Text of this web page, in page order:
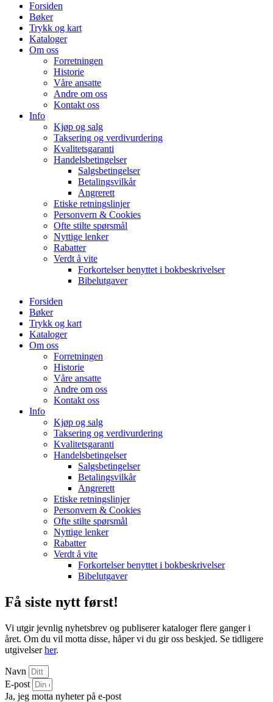
Forsiden
Bøker
Trykk og kart
Kataloger
Om oss
Forretningen
Historie
Våre ansatte
Andre om oss
Kontakt oss
Info
Kjøp og salg
Taksering og verdivurdering
Kvalitetsgaranti
Handelsbetingelser
Salgsbetingelser
Betalingsvilkår
Angrerett
Etiske retningslinjer
Personvern & Cookies
Ofte stilte spørsmål
Nyttige lenker
Rabatter
Verdt å vite
Forkortelser benyttet i bokbeskrivelser
Bibelutgaver
Forsiden
Bøker
Trykk og kart
Kataloger
Om oss
Forretningen
Historie
Våre ansatte
Andre om oss
Kontakt oss
Info
Kjøp og salg
Taksering og verdivurdering
Kvalitetsgaranti
Handelsbetingelser
Salgsbetingelser
Betalingsvilkår
Angrerett
Etiske retningslinjer
Personvern & Cookies
Ofte stilte spørsmål
Nyttige lenker
Rabatter
Verdt å vite
Forkortelser benyttet i bokbeskrivelser
Bibelutgaver
Få siste nytt først!
Vi utgir jevnlig nyhetsbrev og publiserer kataloger flere ganger i
året. Om du vil motta disse, håper vi du gir oss beskjed. Se tidligere
utgivelserher.
Navn
E-post
Ja, jeg motta nyheter på e-post